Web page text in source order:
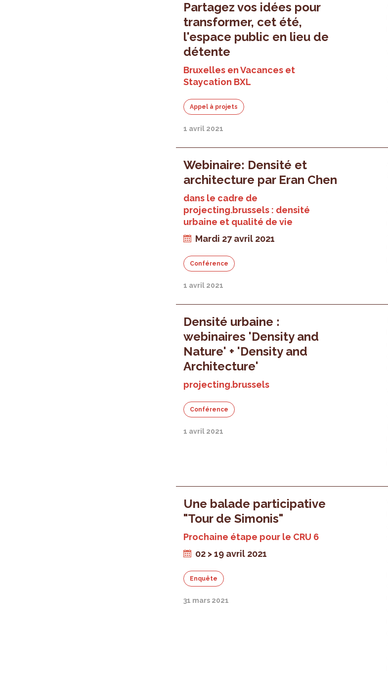
Partagez vos idées pour
transformer, cet été,
l'espace public en lieu de
détente
Bruxelles en Vacances et
Staycation BXL
Appel à projets
1 avril 2021
Webinaire: Densité et
architecture par Eran Chen
dans le cadre de
projecting.brussels : densité
urbaine et qualité de vie
Mardi 27 avril 2021
Conférence
1 avril 2021
Densité urbaine :
webinaires 'Density and
Nature' + 'Density and
Architecture'
projecting.brussels
Conférence
1 avril 2021
Une balade participative
"Tour de Simonis"
Prochaine étape pour le CRU 6
02 > 19 avril 2021
Enquête
31 mars 2021